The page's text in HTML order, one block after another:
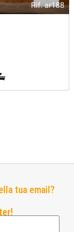
Rif.ar188
tua email?